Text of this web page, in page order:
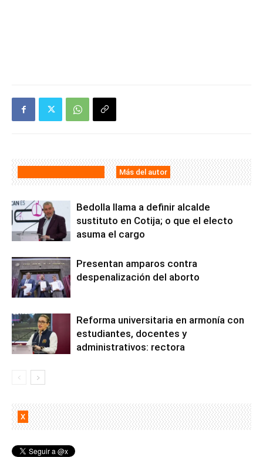
Más del autor
Bedolla llama a definir alcalde
sustituto en Cotija; o que el electo
asuma el cargo
Presentan amparos contra
despenalización del aborto
Reforma universitaria en armonía con
estudiantes, docentes y
administrativos: rectora
X